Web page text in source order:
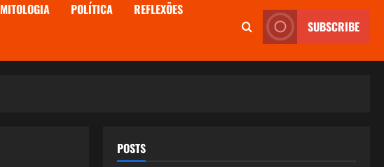
MITOLOGIA POLÍTICA REFLEXÕES
SUBSCRIBE
POSTS